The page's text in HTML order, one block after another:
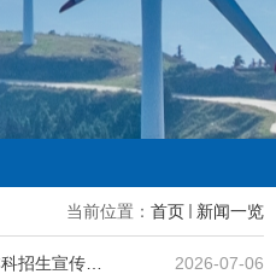
当前位置： 首页 新闻一览
2026-07-06